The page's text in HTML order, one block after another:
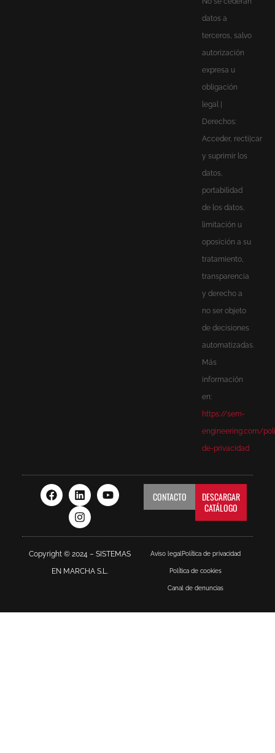
datos a
terceros, salvo
autorización
expresa u
obligación
legal |
Derechos:
Acceder, recti|car
y suprimir los
datos,
portabilidad
de los datos,
limitación u
oposición a su
tratamiento,
transparencia
y derecho a
no ser objeto
de decisiones
automatizadas.
Más
información
en:
https://sem-
engineering.com/
de-privacidad
CONTACTO
DESCARGAR
CATÁLOGO
Copyright © 2024 – SISTEMAS
EN MARCHA S.L.
Aviso legal Política de privacidad
Política de cookies
Canal de denuncias